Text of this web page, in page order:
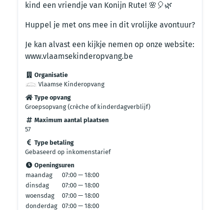
kind een vriendje van Konijn Rute! 🌸🎈🌿
Huppel je met ons mee in dit vrolijke avontuur?
Je kan alvast een kijkje nemen op onze website:
www.vlaamsekinderopvang.be
Organisatie
Vlaamse Kinderopvang
Type opvang
Groepsopvang (crèche of kinderdagverblijf)
Maximum aantal plaatsen
57
Type betaling
Gebaseerd op inkomenstarief
Openingsuren
maandag
07:00 — 18:00
dinsdag
07:00 — 18:00
woensdag
07:00 — 18:00
donderdag 07:00 — 18:00